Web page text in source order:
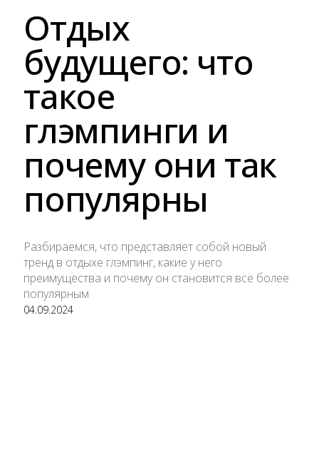
Отдых
будущего: что
такое
глэмпинги и
почему они так
популярны
Разбираемся, что представляет собой новый
тренд в отдыхе глэмпинг, какие у него
преимущества и почему он становится всё более
популярным
04.09.2024